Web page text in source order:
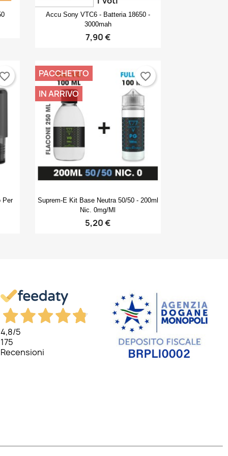
Anteprima
Accu Sony VTC6 - Batteria 18650 -
3000mah
7,90 €
Per Anteprima
Suprem-E Kit Base Neutra 50/50 - 200ml
Nic. 0mg/ml
5,20 €
PACCHETTO
IN ARRIVO
favorite_border
4,8/5
175
Recensioni